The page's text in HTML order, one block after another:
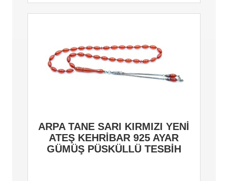
ARPA TANE SARI KIRMIZI YENİ
ATEŞ KEHRİBAR 925 AYAR
GÜMÜŞ PÜSKÜLLÜ TESBİH